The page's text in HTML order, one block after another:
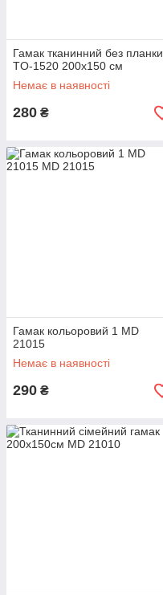
Гамак тканинний без планки
TO-1520 200x150 см
Немає в наявності
280 ₴
Гамак кольоровий 1 MD
21015
Немає в наявності
290 ₴